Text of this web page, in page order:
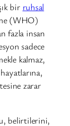
bir ruhsal
(WHO)
fazla insan
sadece
kalmaz,
zarar
belirtilerini,